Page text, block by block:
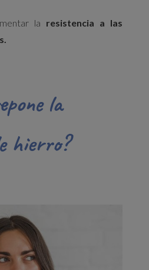
la resistencia a las
la
hierro?